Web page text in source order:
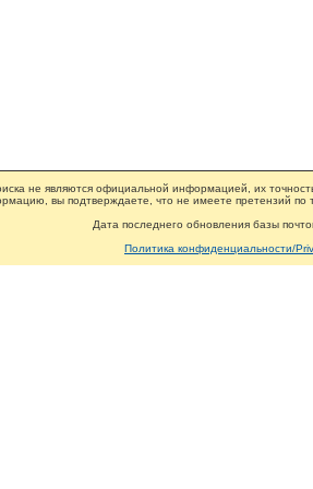
не являются официальной информацией, их
вы подтверждаете, что не имеете претензий по
Дата последнего обновления базы
Политика конфиденциальности/